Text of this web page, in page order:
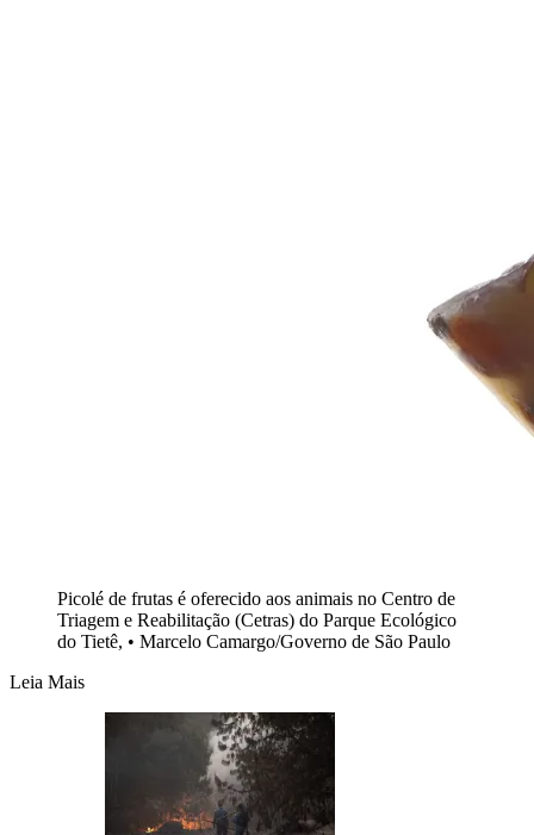
Picolé de frutas é oferecido aos animais no Centro de
Triagem e Reabilitação (Cetras) do Parque Ecológico
do Tietê, • Marcelo Camargo/Governo de São Paulo
Leia Mais